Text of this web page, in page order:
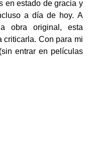
en estado de gracia y
a día de hoy. A
obra original, esta
criticarla. Con para mi
entrar en películas